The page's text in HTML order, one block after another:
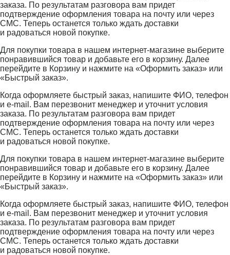
заказа. По результатам разговора вам придет
подтверждение оформления товара на почту или через
СМС. Теперь останется только ждать доставки
и радоваться новой покупке.
Для покупки товара в нашем интернет-магазине выберите
понравившийся товар и добавьте его в корзину. Далее
перейдите в Корзину и нажмите на «Оформить заказ» или
«Быстрый заказ».
Когда оформляете быстрый заказ, напишите ФИО, телефон
и e-mail. Вам перезвонит менеджер и уточнит условия
заказа. По результатам разговора вам придет
подтверждение оформления товара на почту или через
СМС. Теперь останется только ждать доставки
и радоваться новой покупке.
Для покупки товара в нашем интернет-магазине выберите
понравившийся товар и добавьте его в корзину. Далее
перейдите в Корзину и нажмите на «Оформить заказ» или
«Быстрый заказ».
Когда оформляете быстрый заказ, напишите ФИО, телефон
и e-mail. Вам перезвонит менеджер и уточнит условия
заказа. По результатам разговора вам придет
подтверждение оформления товара на почту или через
СМС. Теперь останется только ждать доставки
и радоваться новой покупке.